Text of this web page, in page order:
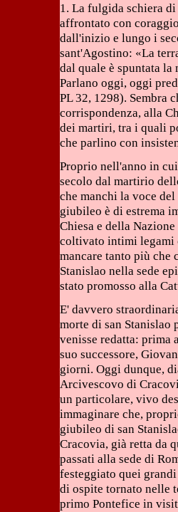
1. La fulgida schiera
affrontato con
dall'inizio e lungo i
sant'Agostino: «La
dal quale è spuntata
Parlano oggi, oggi
PL 32, 1298). Sembra
corrispondenza, alla
dei martiri, tra i quali
che parlino con
Proprio nell'anno in
secolo dal martirio
che manchi la voce
giubileo è di estrema
Chiesa e della
coltivato intimi legami
mancare tanto più che
Stanislao nella sede
stato promosso alla
E' davvero
morte di san Stanislao
venisse redatta: prima
suo successore,
giorni. Oggi dunque,
Arcivescovo di
un particolare, vivo
immaginare che,
giubileo di san
Cracovia, già retta da
passati alla sede di
festeggiato quei
di ospite tornato nelle
primo Pontefice in